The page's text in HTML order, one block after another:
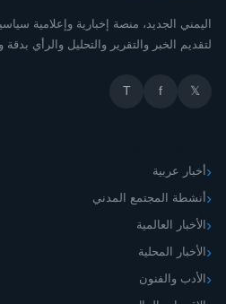
اليمني الجديد، منصة إخبارية وإعلامية
لتقديم الخبر والتقرير والتحليل والرأي
𝕏
f
T
أخبار عربية
أنشطة المجتمع المدني
الأخبار العالمية
الأخبار المحلية
الأدب والفنون